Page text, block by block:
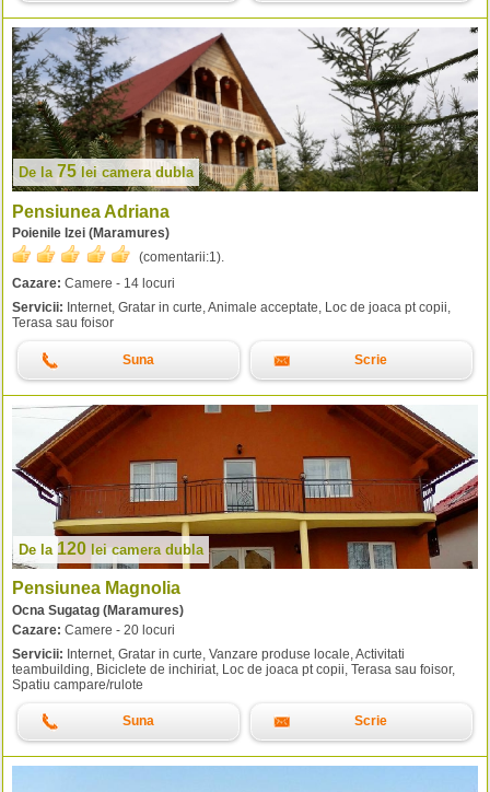
De la 75 lei camera dubla
Pensiunea Adriana
Poienile Izei (Maramures)
(comentarii:1).
Cazare: Camere - 14 locuri
Servicii: Internet, Gratar in curte, Animale acceptate, Loc de joaca pt copii,
Terasa sau foisor
Suna Scrie
De la 120 leicamera dubla
Pensiunea Magnolia
Ocna Sugatag (Maramures)
Cazare: Camere - 20 locuri
Servicii: Internet, Gratar in curte, Vanzare produse locale, Activitati
teambuilding, Biciclete de inchiriat, Loc de joaca pt copii, Terasa sau foisor,
Spatiu campare/rulote
Suna Scrie